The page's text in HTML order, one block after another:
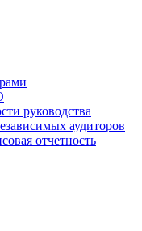
руководства
аудиторов
отчетность